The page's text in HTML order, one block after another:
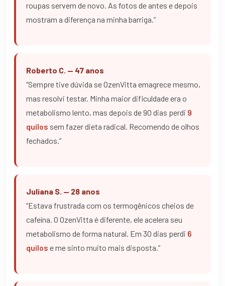
roupas servem de novo. As fotos de antes e depois
mostram a diferença na minha barriga.”
Roberto C. — 47 anos
“Sempre tive dúvida se OzenVitta emagrece mesmo,
mas resolvi testar. Minha maior dificuldade era o
metabolismo lento, mas depois de 90 dias perdi 9
quilos sem fazer dieta radical. Recomendo de olhos
fechados.”
Juliana S. — 28 anos
“Estava frustrada com os termogênicos cheios de
cafeína. O OzenVitta é diferente, ele acelera seu
metabolismo de forma natural. Em 30 dias perdi 6
quilos e me sinto muito mais disposta.”